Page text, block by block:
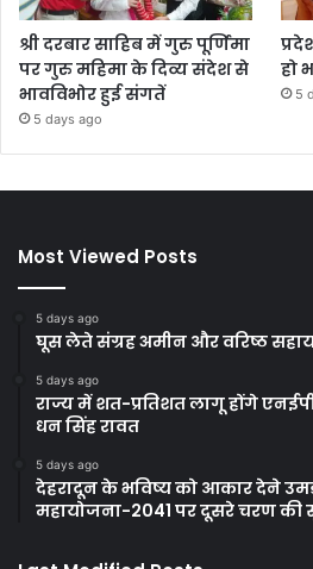
श्री दरबार साहिब में गुरु पूर्णिमा
पर गुरु महिमा के दिव्य संदेश से
भावविभोर हुई संगतें
5 days ago
हो
5
Most Viewed Posts
5 days ago
घूस लेते संग्रह अमीन और वरिष्ठ
5 days ago
राज्य में शत-प्रतिशत लागू होंगे
धन सिंह रावत
5 days ago
देहरादून के भविष्य को आकार देने
महायोजना-2041 पर दूसरे चरण की